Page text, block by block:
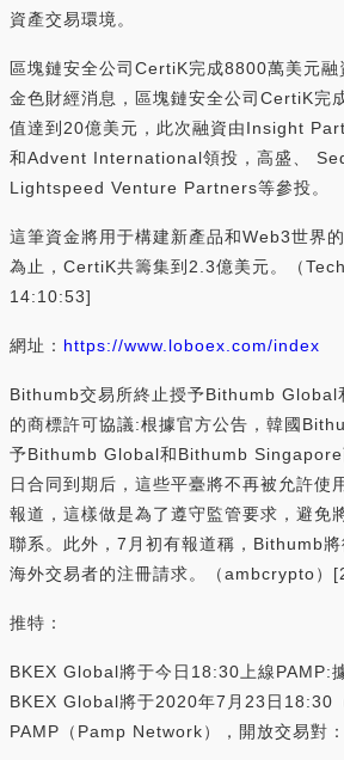
資產交易環境。
區塊鏈安全公司CertiK完成8800萬美元
金色財經消息，區塊鏈安全公司CertiK完
值達到20億美元，此次融資由Insight
和Advent International領投，高盛、
Lightspeed Venture Partners等參投。
這筆資金將用于構建新產品和Web3世界
為止，CertiK共籌集到2.3億美元。（
14:10:53]
網址： https://www.loboex.com/index
Bithumb交易所終止授予Bithumb
的商標許可協議:根據官方公告，韓國
予Bithumb Global和Bithumb Singapore
日合同到期后，這些平臺將不再被允許使
報道，這樣做是為了遵守監管要求，避免
聯系。此外，7月初有報道稱，Bithumb
海外交易者的注冊請求。（ambcrypto
推特：
BKEX Global將于今日18:30上線PAMP:
BKEX Global將于2020年7月23日18:30
PAMP（Pamp Network），開放交易對